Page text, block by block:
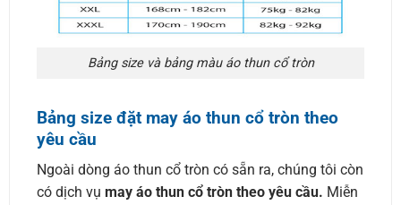
Bảng size và bảng màu áo thun cổ tròn
Bảng size đặt may áo thun cổ tròn theo
yêu cầu
Ngoài dòng áo thun cổ tròn có sẵn ra, chúng tôi còn
có dịch vụ may áo thun cổ tròn theo yêu cầu. Miễn